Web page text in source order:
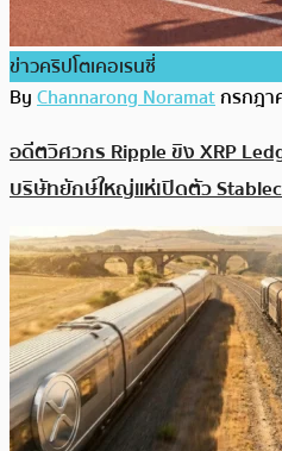
ข่าวคริปโตเคอเรนซี่
ByChannarong Noramatกรกฎา
อดีตวิศวกร Ripple ขิง XRP
บริษัทยักษ์ใหญ่แห่เปิดตัว